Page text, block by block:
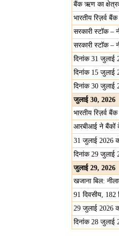
बैंक ऋण का
भारतीय रिज़र्व
सरकारी स्टॉक –
सरकारी स्टॉक –
दिनांक 31 जुलाई
दिनांक 15 जुलाई
दिनांक 30 जुलाई
जुलाई30, 2026
भारतीय रिज़र्व
आरबीआई ने बैंकों
31 जुलाई 2026
दिनांक 29 जुलाई
जुलाई29, 2026
खजाना बिल:
91 दिवसीय, 182
29 जुलाई 2026
दिनांक 28 जुलाई